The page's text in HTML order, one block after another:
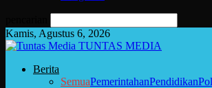
Kamis, Agustus 6, 2026
TUNTAS MEDIA
Berita
SemuaPemerintahanPendidikan